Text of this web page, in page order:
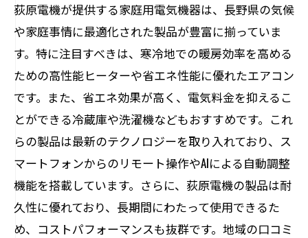
荻原電機が提供する家庭用電気機器は、長野県の気候
や家庭事情に最適化された製品が豊富に揃っていま
す。特に注目すべきは、寒冷地での暖房効率を高める
ための高性能ヒーターや省エネ性能に優れたエアコン
です。また、省エネ効果が高く、電気料金を抑えるこ
とができる冷蔵庫や洗濯機などもおすすめです。これ
らの製品は最新のテクノロジーを取り入れており、ス
マートフォンからのリモート操作やAIによる自動調整
機能を搭載しています。さらに、荻原電機の製品は耐
久性に優れており、長期間にわたって使用できるた
め、コストパフォーマンスも抜群です。地域の口コミ